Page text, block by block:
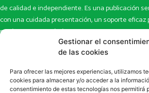
Gestionar el
de las cookies
Para ofrecer las mejores experiencias, utilizamos
cookies para almacenar y/o acceder a la
consentimiento de estas tecnologías nos permitirá
de calidad e independiente. Es una publicación
con una cuidada presentación, un soporte eficaz
productos y novedades.
Inicio
Newsletter
Eco Multimedia
Artículos
Escaparate